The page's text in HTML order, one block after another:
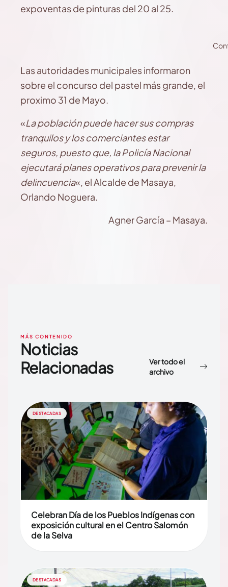
expoventas de pinturas del 20 al 25.
Las autoridades municipales informaron
sobre el concurso del pastel más grande, el
proximo 31 de Mayo.
«La población puede hacer sus compras
tranquilos y los comerciantes estar
seguros, puesto que, la Policía Nacional
ejecutará planes operativos para prevenir la
delincuencia«, el Alcalde de Masaya,
Orlando Noguera.
Agner García – Masaya.
MÁS CONTENIDO
Noticias
Relacionadas
Ver todo el
archivo
DESTACADAS
Celebran Día de los Pueblos Indígenas con
exposición cultural en el Centro Salomón
de la Selva
DESTACADAS